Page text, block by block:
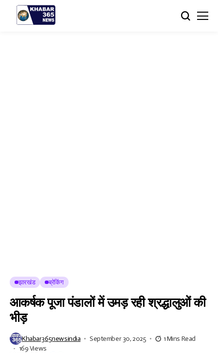
झारखंड ब्रेकिंग
आकर्षक पूजा पंडालों में उमड़ रही श्रद्धालुओं की
भीड़
Khabar365newsindia September 30, 2025
1 Mins Read
169 Views